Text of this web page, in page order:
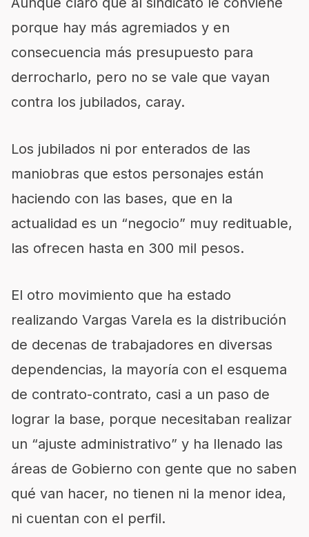
porque hay más agremiados y en
consecuencia más presupuesto para
derrocharlo, pero no se vale que vayan
contra los jubilados, caray.
Los jubilados ni por enterados de las
maniobras que estos personajes están
haciendo con las bases, que en la
actualidad es un “negocio” muy redituable,
las ofrecen hasta en 300 mil pesos.
El otro movimiento que ha estado
realizando Vargas Varela es la distribución
de decenas de trabajadores en diversas
dependencias, la mayoría con el esquema
de contrato-contrato, casi a un paso de
lograr la base, porque necesitaban realizar
un “ajuste administrativo” y ha llenado las
áreas de Gobierno con gente que no saben
qué van hacer, no tienen ni la menor idea,
ni cuentan con el perfil.